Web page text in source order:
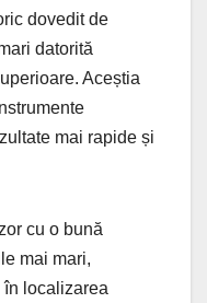
dovedit de
datorită
Aceștia
mai rapide și
cu o bună
mai mari,
localizarea